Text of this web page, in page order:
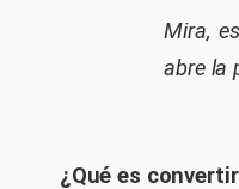
Mira,
abre la
¿Qué es